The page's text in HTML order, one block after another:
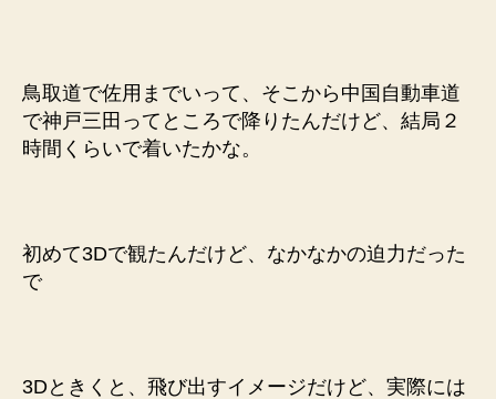
て
き
た
で
鳥取道で佐用までいって、そこから中国自動車道
で神戸三田ってところで降りたんだけど、結局２
時間くらいで着いたかな。
初めて3Dで観たんだけど、なかなかの迫力だった
で
3Dときくと、飛び出すイメージだけど、実際には